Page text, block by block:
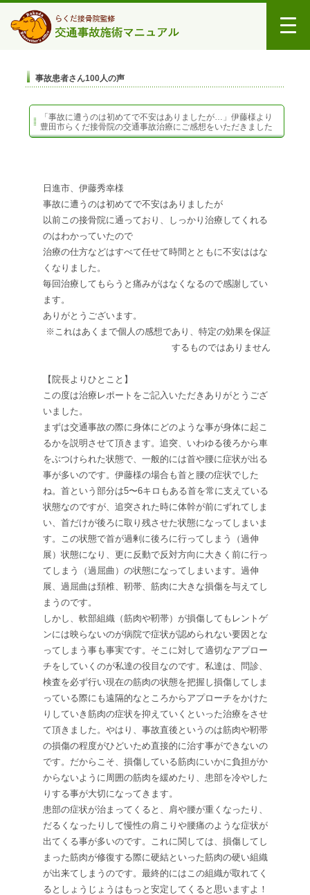
事故患者さん100人の声
「事故に遭うのは初めてで不安はありましたが…」伊藤様より
豊田市らくだ接骨院の交通事故治療にご感想をいただきました
日進市、伊藤秀幸様
事故に遭うのは初めてで不安はありましたが
以前この接骨院に通っており、しっかり治療してくれる
のはわかっていたので
治療の仕方などはすべて任せて時間とともに不安ははな
くなりました。
毎回治療してもらうと痛みがはなくなるので感謝してい
ます。
ありがとうございます。
※これはあくまで個人の感想であり、特定の効果を保証
するものではありません
【院長よりひとこと】
この度は治療レポートをご記入いただきありがとうござ
いました。
まずは交通事故の際に身体にどのような事が身体に起こ
るかを説明させて頂きます。追突、いわゆる後ろから車
をぶつけられた状態で、一般的には首や腰に症状が出る
事が多いのです。伊藤様の場合も首と腰の症状でした
ね。首という部分は5〜6キロもある首を常に支えている
状態なのですが、追突された時に体幹が前にずれてしま
い、首だけが後ろに取り残させた状態になってしまいま
す。この状態で首が過剰に後ろに行ってしまう（過伸
展）状態になり、更に反動で反対方向に大きく前に行っ
てしまう（過屈曲）の状態になってしまいます。過伸
展、過屈曲は頚椎、靭帯、筋肉に大きな損傷を与えてし
まうのです。
しかし、軟部組織（筋肉や靭帯）が損傷してもレントゲ
ンには映らないのが病院で症状が認められない要因とな
ってしまう事も事実です。そこに対して適切なアプロー
チをしていくのが私達の役目なのです。私達は、問診、
検査を必ず行い現在の筋肉の状態を把握し損傷してしま
っている際にも遠隔的なところからアプローチをかけた
りしていき筋肉の症状を抑えていくといった治療をさせ
て頂きました。やはり、事故直後というのは筋肉や靭帯
の損傷の程度がひどいため直接的に治す事ができないの
です。だからこそ、損傷している筋肉にいかに負担がか
からないように周囲の筋肉を緩めたり、患部を冷やした
りする事が大切になってきます。
患部の症状が治まってくると、肩や腰が重くなったり、
だるくなったりして慢性の肩こりや腰痛のような症状が
出てくる事が多いのです。これに関しては、損傷してし
まった筋肉が修復する際に硬結といった筋肉の硬い組織
が出来てしまうのです。最終的にはこの組織が取れてく
るとしょうじょうはもっと安定してくると思いますよ！